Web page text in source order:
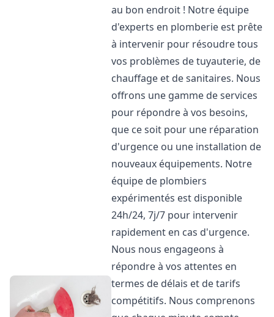
au bon endroit ! Notre équipe
d'experts en plomberie est prête
à intervenir pour résoudre tous
vos problèmes de tuyauterie, de
chauffage et de sanitaires. Nous
offrons une gamme de services
pour répondre à vos besoins,
que ce soit pour une réparation
d'urgence ou une installation de
nouveaux équipements. Notre
équipe de plombiers
expérimentés est disponible
24h/24, 7j/7 pour intervenir
rapidement en cas d'urgence.
Nous nous engageons à
répondre à vos attentes en
termes de délais et de tarifs
compétitifs. Nous comprenons